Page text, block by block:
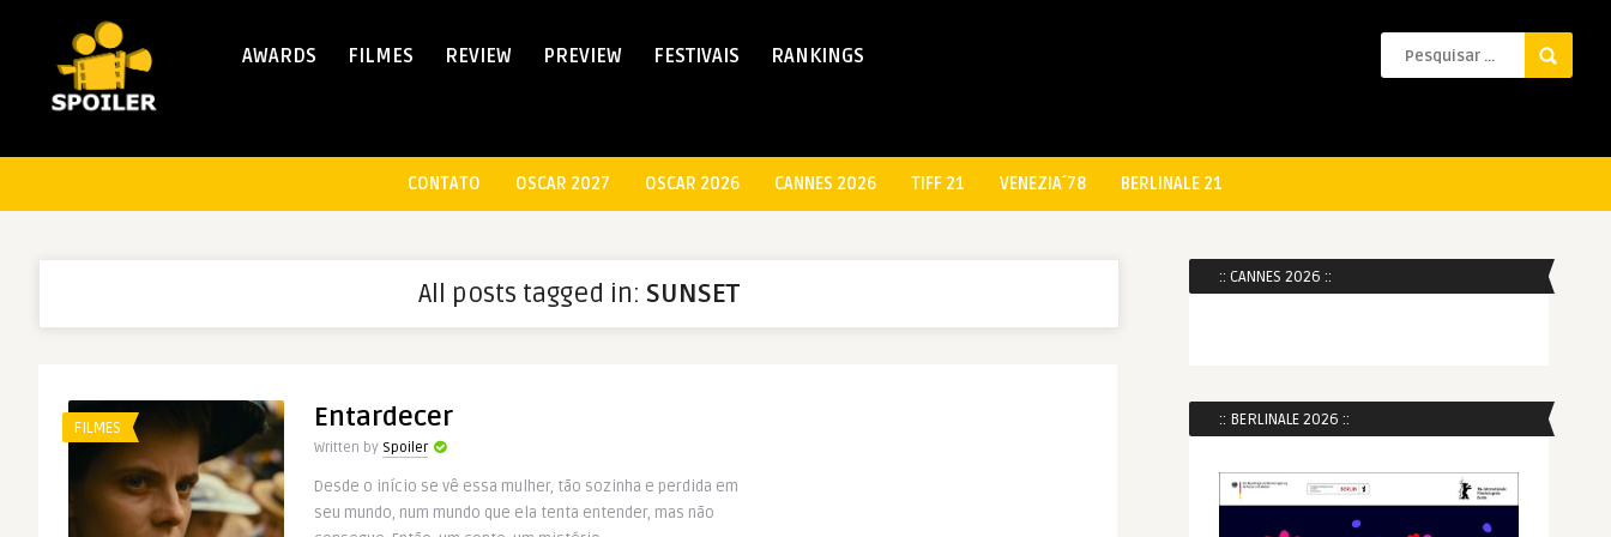
AWARDS FILMES REVIEW PREVIEW FESTIVAIS RANKINGS
CONTATO OSCAR 2027 OSCAR 2026 CANNES 2026 TIFF 21 VENEZIA´78 BERLINALE 21
All posts tagged in: SUNSET
FILMES Entardecer
Written by Spoiler
Desde o início se vê essa mulher, tão sozinha e perdida em
seu mundo, num mundo que ela tenta entender, mas não
:: CANNES 2026 ::
:: BERLINALE 2026 ::